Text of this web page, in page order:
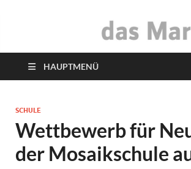
das Marburger.
HAUPTMENÜ
SCHULE
Wettbewerb für
der Mosaikschule